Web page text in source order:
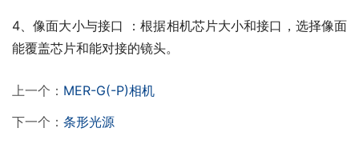
4、像面大小与接口 ：根据相机芯片大小和接口，选择像面
能覆盖芯片和能对接的镜头。
上一个： MER-G(-P)相机
下一个： 条形光源